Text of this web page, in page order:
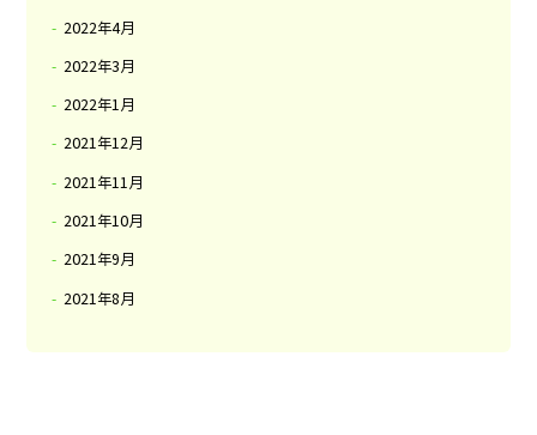
2022年4月
2022年3月
2022年1月
2021年12月
2021年11月
2021年10月
2021年9月
2021年8月